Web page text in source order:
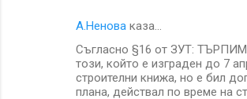
А.Ненова каза…
Съгласно §16 от ЗУТ:
този, който е изграден до 7
строителни книжа, но е бил
плана, действал по време на